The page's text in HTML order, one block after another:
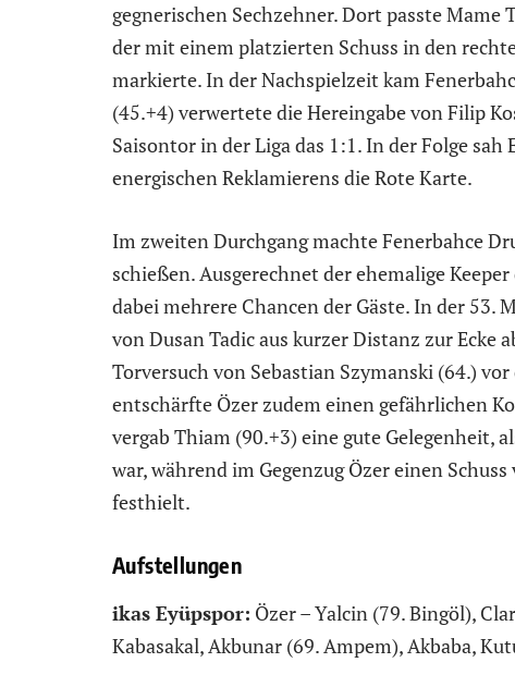
gegnerischen Sechzehner. Dort passte
der mit einem platzierten Schuss in den
markierte. In der Nachspielzeit kam
(45.+4) verwertete die Hereingabe von Filip
Saisontor in der Liga das 1:1. In der Folge
energischen Reklamierens die Rote Karte.
Im zweiten Durchgang machte Fenerbahce
schießen. Ausgerechnet der ehemalige
dabei mehrere Chancen der Gäste. In der 53.
von Dusan Tadic aus kurzer Distanz zur Ecke
Torversuch von Sebastian Szymanski (64.)
entschärfte Özer zudem einen gefährlichen
vergab Thiam (90.+3) eine gute Gelegenheit,
war, während im Gegenzug Özer einen
festhielt.
Aufstellungen
ikas Eyüpspor: Özer – Yalcin (79. Bingöl),
Kabasakal, Akbunar (69. Ampem), Akbaba,